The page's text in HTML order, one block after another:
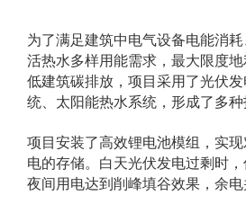
为了满足建筑中电气设备电能消
活热水多样用能需求，最大限度
低建筑碳排放，项目采用了光伏
统、太阳能热水系统，形成了多种
项目安装了高效锂电池模组，实
电的存储。白天光伏发电过剩时
夜间用电达到削峰填谷效果，余电